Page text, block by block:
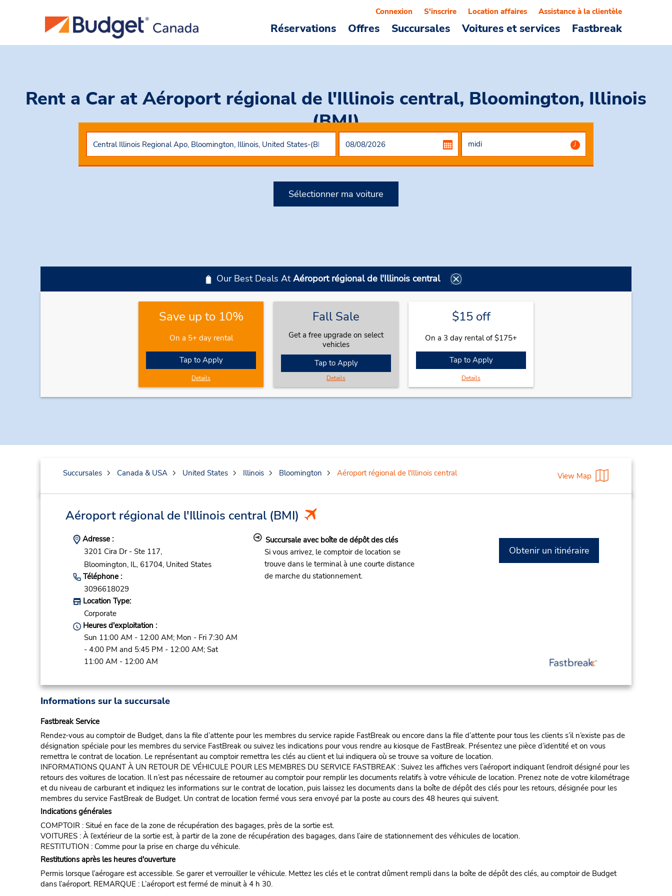
Réservations Offres Succursales Voitures et services Fastbreak
Connexion S'inscrire Location affaires Assistance à la clientèle
Rent a Car at Aéroport régional de l'Illinois central, Bloomington, Illinois
(BMI)
Sélectionner ma voiture
Our Best Deals AtAéroport régional de l'Illinois central
Save up to 10%
On a 5+ day rental
Tap to Apply
Details
Fall Sale
Get a free upgrade on select
vehicles
Tap to Apply
Details
$15 off
On a 3 day rental of $175+
Tap to Apply
Details
Succursales Canada & USA United States Illinois Bloomington Aéroport régional de l'Illinois central View Map
Aéroport régional de l'Illinois central(BMI)
Adresse :
3201 Cira Dr - Ste 117,
Bloomington, IL, 61704, United States
Téléphone :
3096618029
Location Type:
Corporate
Heures d'exploitation :
Sun 11:00 AM - 12:00 AM; Mon - Fri 7:30 AM
- 4:00 PM and 5:45 PM - 12:00 AM; Sat
11:00 AM - 12:00 AM
Succursale avec boîte de dépôt des clés
Si vous arrivez, le comptoir de location se
trouve dans le terminal à une courte distance
de marche du stationnement.
Obtenir un itinéraire
Informations sur la succursale
Fastbreak Service
Rendez-vous au comptoir de Budget, dans la file d’attente pour les membres du service rapide FastBreak ou encore dans la file d’attente pour tous les clients s’il n’existe pas de
désignation spéciale pour les membres du service FastBreak ou suivez les indications pour vous rendre au kiosque de FastBreak. Présentez une pièce d’identité et on vous
remettra le contrat de location. Le représentant au comptoir remettra les clés au client et lui indiquera où se trouve sa voiture de location.
INFORMATIONS QUANT À UN RETOUR DE VÉHICULE POUR LES MEMBRES DU SERVICE FASTBREAK : Suivez les affiches vers l’aéroport indiquant l’endroit désigné pour les
retours des voitures de location. Il n’est pas nécessaire de retourner au comptoir pour remplir les documents relatifs à votre véhicule de location. Prenez note de votre kilométrage
et du niveau de carburant et indiquez les informations sur le contrat de location, puis laissez les documents dans la boîte de dépôt des clés pour les retours, désignée pour les
membres du service FastBreak de Budget. Un contrat de location fermé vous sera envoyé par la poste au cours des 48 heures qui suivent.
Indications générales
COMPTOIR : Situé en face de la zone de récupération des bagages, près de la sortie est.
VOITURES : À l’extérieur de la sortie est, à partir de la zone de récupération des bagages, dans l’aire de stationnement des véhicules de location.
RESTITUTION : Comme pour la prise en charge du véhicule.
Restitutions après les heures d'ouverture
Permis lorsque l’aérogare est accessible. Se garer et verrouiller le véhicule. Mettez les clés et le contrat dûment rempli dans la boîte de dépôt des clés, au comptoir de Budget
dans l’aéroport. REMARQUE : L’aéroport est fermé de minuit à 4 h 30.